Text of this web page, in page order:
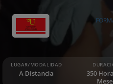
LUGAR/MODALIDAD
A Distancia
350